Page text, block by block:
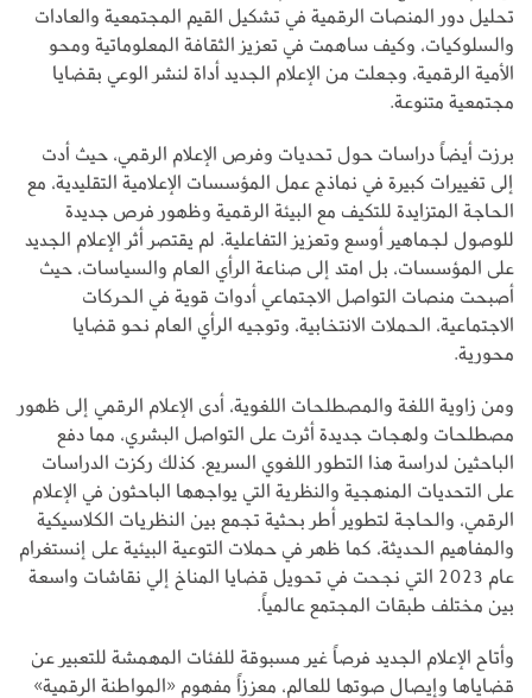
تحليل دور المنصات الرقمية في تشكيل القيم المجتمعية والعادات
والسلوكيات، وكيف ساهمت في تعزيز الثقافة المعلوماتية ومحو
الأمية الرقمية، وجعلت من الإعلام الجديد أداة لنشر الوعي بقضايا
مجتمعية متنوعة.
برزت أيضاً دراسات حول تحديات وفرص الإعلام الرقمي، حيث أدت
إلى تغييرات كبيرة في نماذج عمل المؤسسات الإعلامية التقليدية، مع
الحاجة المتزايدة للتكيف مع البيئة الرقمية وظهور فرص جديدة
للوصول لجماهير أوسع وتعزيز التفاعلية. لم يقتصر أثر الإعلام الجديد
على المؤسسات، بل امتد إلى صناعة الرأي العام والسياسات، حيث
أصبحت منصات التواصل الاجتماعي أدوات قوية في الحركات
الاجتماعية، الحملات الانتخابية، وتوجيه الرأي العام نحو قضايا
محورية.
ومن زاوية اللغة والمصطلحات اللغوية، أدى الإعلام الرقمي إلى ظهور
مصطلحات ولهجات جديدة أثرت على التواصل البشري، مما دفع
الباحثين لدراسة هذا التطور اللغوي السريع. كذلك ركزت الدراسات
على التحديات المنهجية والنظرية التي يواجهها الباحثون في الإعلام
الرقمي، والحاجة لتطوير أطر بحثية تجمع بين النظريات الكلاسيكية
والمفاهيم الحديثة، كما ظهر في حملات التوعية البيئية على إنستغرام
عام 2023 التي نجحت في تحويل قضايا المناخ إلي نقاشات واسعة
بين مختلف طبقات المجتمع عالمياً.
وأتاح الإعلام الجديد فرصاً غير مسبوقة للفئات المهمشة للتعبير عن
قضاياها وإيصال صوتها للعالم، معززاً مفهوم «المواطنة الرقمية»